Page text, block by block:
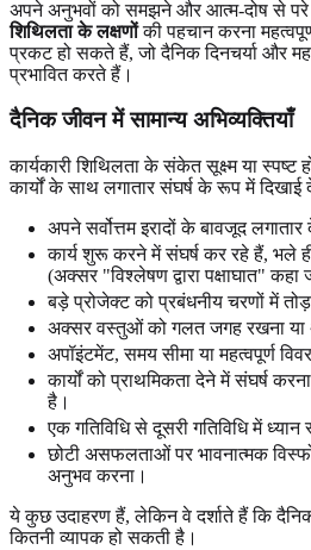
अपने अनुभवों को समझने और आत्म-दोष से
शिथिलता के लक्षणोंकी पहचान करना
प्रकट हो सकते हैं, जो दैनिक दिनचर्या और
प्रभावित करते हैं।
दैनिक जीवन में सामान्य अभिव्यक्तियाँ
कार्यकारी शिथिलता के संकेत सूक्ष्म या स्पष्ट
कार्यों के साथ लगातार संघर्ष के रूप में
अपने सर्वोत्तम इरादों के बावजूद
कार्य शुरू करने में संघर्ष कर रहे हैं, भले
(अक्सर "विश्लेषण द्वारा पक्षाघात" कहा
बड़े प्रोजेक्ट को प्रबंधनीय चरणों में
अक्सर वस्तुओं को गलत जगह रखना या
अपॉइंटमेंट, समय सीमा या महत्वपूर्ण
कार्यों को प्राथमिकता देने में संघर्ष
है।
एक गतिविधि से दूसरी गतिविधि में
छोटी असफलताओं पर भावनात्मक
अनुभव करना।
ये कुछ उदाहरण हैं, लेकिन वे दर्शाते हैं कि
कितनी व्यापक हो सकती है।